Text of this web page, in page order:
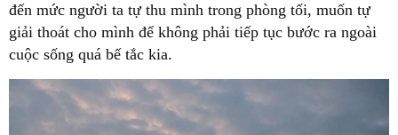
đến mức người ta tự thu mình trong phòng tối, muốn tự
giải thoát cho mình để không phải tiếp tục bước ra ngoài
cuộc sống quá bế tắc kia.